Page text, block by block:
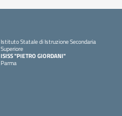
Istituto Statale di Istruzione Secondaria
Superiore
ISISS "PIETRO GIORDANI"
Parma